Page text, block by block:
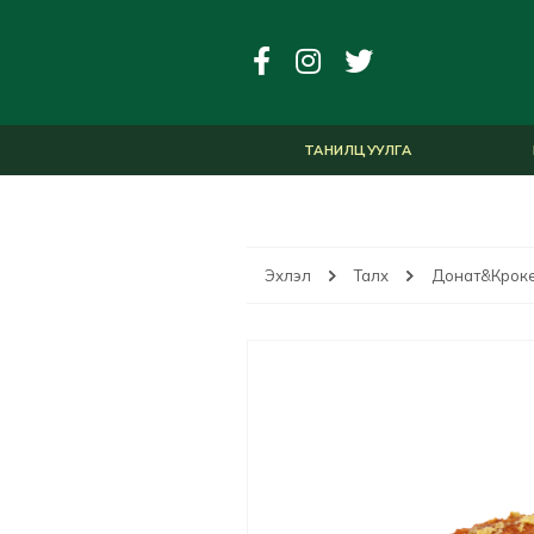
ТАНИЛЦУУЛГА
Эхлэл Талх